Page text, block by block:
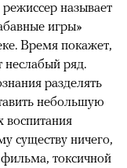
называет
игры»
Время покажет,
неслабый ряд.
разделять
небольшую
воспитания
существу ничего,
фильма, токсичной